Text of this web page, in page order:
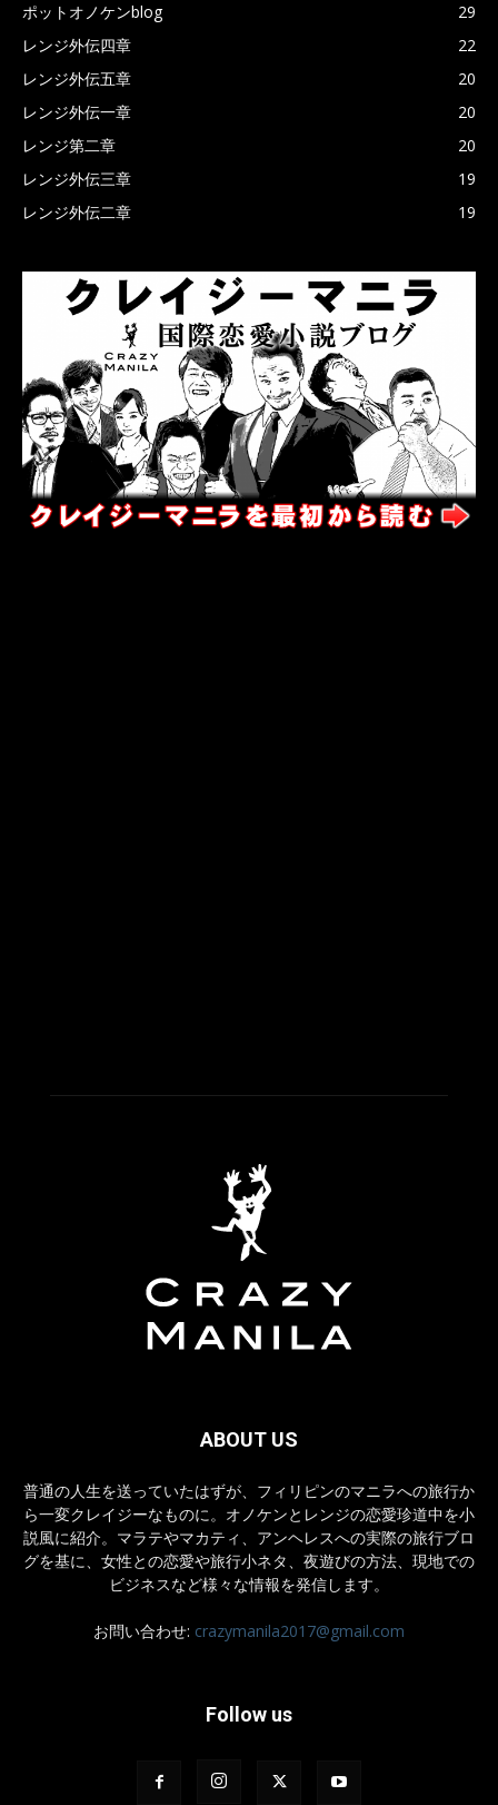
ポットオノケンblog
29
レンジ外伝四章
22
レンジ外伝五章
20
レンジ外伝一章
20
レンジ第二章
20
レンジ外伝三章
19
レンジ外伝二章
19
ABOUT US
普通の人生を送っていたはずが、フィリピンのマニラへの旅行か
ら一変クレイジーなものに。オノケンとレンジの恋愛珍道中を小
説風に紹介。マラテやマカティ、アンヘレスへの実際の旅行ブロ
グを基に、女性との恋愛や旅行小ネタ、夜遊びの方法、現地での
ビジネスなど様々な情報を発信します。
お問い合わせ: crazymanila2017@gmail.com
Follow us